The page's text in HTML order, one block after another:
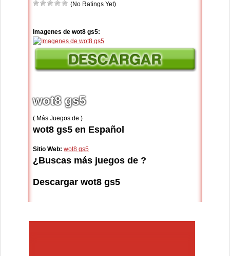
(No Ratings Yet)
Imagenes de wot8 gs5:
wot8 gs5
( Más Juegos de )
wot8 gs5 en Español
Sitio Web: wot8 gs5
¿Buscas más juegos de ?
Descargar wot8 gs5